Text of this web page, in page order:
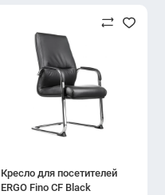
Кресло для посетителей
ERGO Fino CF Black